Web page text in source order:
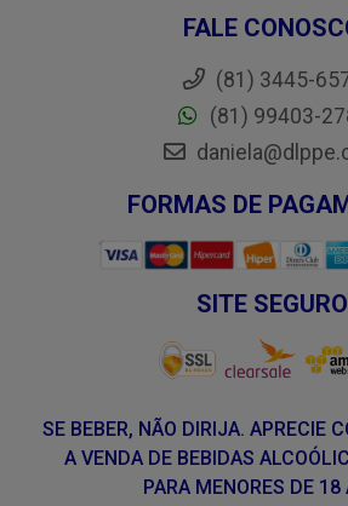
FALE
(81) 3445-
(81) 99403-
FORMAS DE
SITE SEGURO
SE BEBER, NÃO DIRIJA. APRECIE
A VENDA DE BEBIDAS
PARA MENORES DE 18